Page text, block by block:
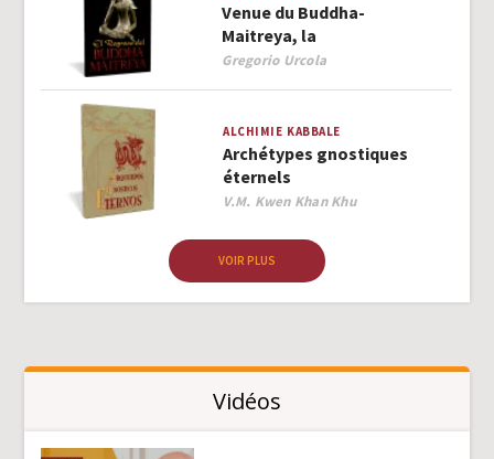
Venue du Buddha-
Maitreya, la
Author
Gregorio Urcola
ALCHIMIE KABBALE
Archétypes gnostiques
éternels
Author
V.M. Kwen Khan Khu
VOIR PLUS
Vidéos